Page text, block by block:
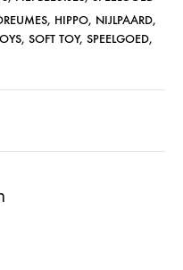
, HIPPO, NIJLPAARD,
, SOFT TOY, SPEELGOED,